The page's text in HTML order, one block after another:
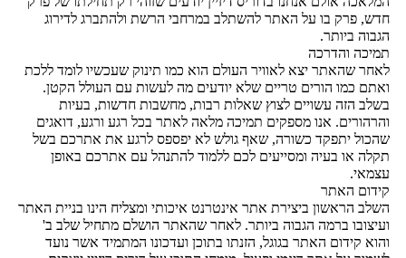
חדש, פרק בו על האתר להשתלב במרחבי הרשת ולהתברג לדירוג
הגבוה ביותר.
תמיכה והדרכה
לאחר שהאתר יצא לאוויר העולם הוא כמו תינוק שעכשיו לומד ללכת
ואתם כמו הורים טריים שלא יודעים מה לעשות עם העולל הקטן.
בשלב הזה עשויים לצוץ שאלות רבות, מחשבות חדשות, בעיות
והרהורים. אנו מספקים תמיכה מלאה לאתר בכל רגע ורגע, דואגים
שהכול יתפקד כשורה, שאף גולש לא יפספס לרגע את אתרכם בשל
תקלה או בעיה ומסייעים לכם ללמוד להתנהל עם אתרכם באופן
עצמאי.
קידום האתר
השלב הראשון ביצירת אתר אינטרנט איכותי ומצליח הינו בניית האתר
ועיצובו ברמה הגבוה ביותר. לאחר שהאתר הושלם מתחיל שלב ב'
והוא קידום האתר בגוגל, הזנתו בתוכן ועדכונו המתמיד אשר נועד